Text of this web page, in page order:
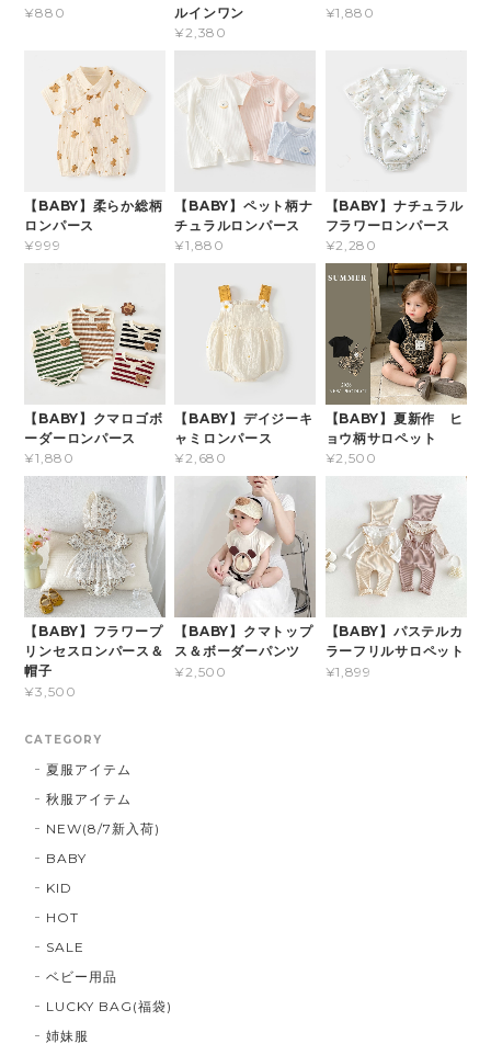
¥880
ルインワン
¥2,380
¥1,880
【BABY】柔らか総柄
ロンパース
¥999
【BABY】ペット柄ナ
チュラルロンパース
¥1,880
【BABY】ナチュラル
フラワーロンパース
¥2,280
【BABY】クマロゴボ
ーダーロンパース
¥1,880
【BABY】デイジーキ
ャミロンパース
¥2,680
【BABY】夏新作 ヒ
ョウ柄サロペット
¥2,500
【BABY】フラワープ
リンセスロンパース＆
帽子
¥3,500
【BABY】クマトップ
ス＆ボーダーパンツ
¥2,500
【BABY】パステルカ
ラーフリルサロペット
¥1,899
CATEGORY
夏服アイテム
秋服アイテム
NEW(8/7新入荷)
BABY
KID
HOT
SALE
ベビー用品
LUCKY BAG(福袋)
姉妹服